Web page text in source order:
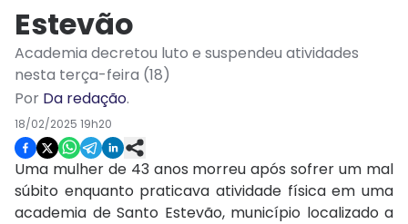
Estevão
Academia decretou luto e suspendeu atividades
nesta terça-feira (18)
Por Da redação.
18/02/2025 19h20
Uma mulher de 43 anos morreu após sofrer um mal
súbito enquanto praticava atividade física em uma
academia de Santo Estevão, município localizado a